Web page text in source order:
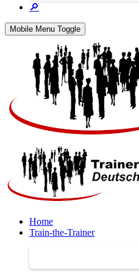
🔎
Mobile Menu Toggle
Home
Train-the-Trainer